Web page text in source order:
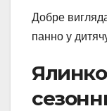
Добре
панно у